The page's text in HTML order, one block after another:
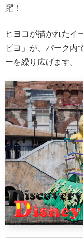
躍！
ヒヨコが描かれたイ
ピヨ」が、パーク内
ーを繰り広げます。